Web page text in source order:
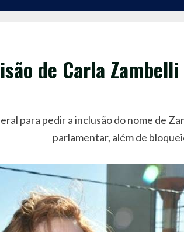
de Carla
para pedir a inclusão do nome de
parlamentar, além de